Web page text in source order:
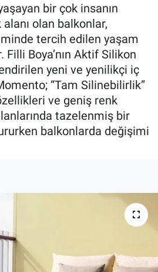
bir çok insanın
olan balkonlar,
tercih edilen yaşam
Filli Boya’nın Aktif Silikon
yeni ve yenilikçi iç
“Tam Silinebilirlik”
ve geniş renk
tazelenmiş bir
balkonlarda değişimi
Fabrikalar